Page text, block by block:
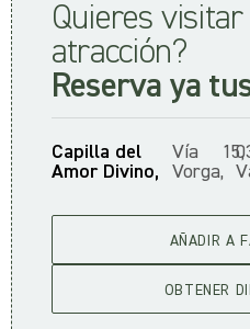
Quieres visitar
atracción?
Reserva ya
Capilla del
Amor Divino,
Vía
Vorga,
15,
AÑADIR A
OBTENER